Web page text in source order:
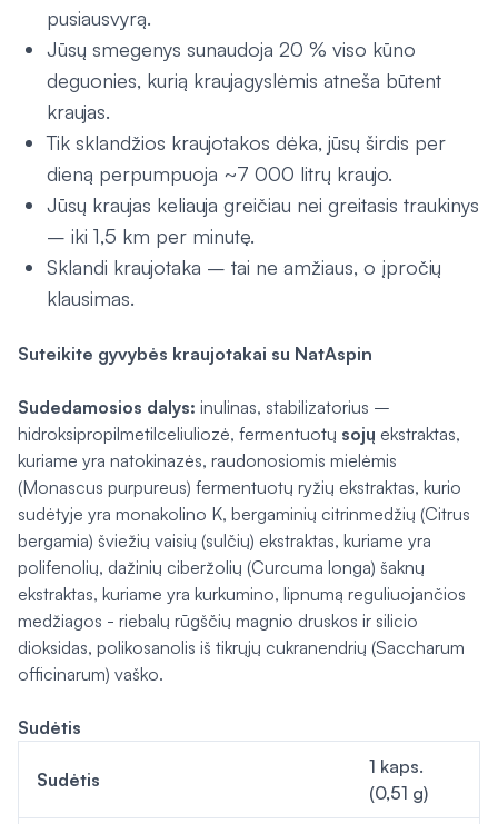
pusiausvyrą.
Jūsų smegenys sunaudoja 20 % viso kūno
deguonies, kurią kraujagyslėmis atneša būtent
kraujas.
Tik sklandžios kraujotakos dėka, jūsų širdis per
dieną perpumpuoja ~7 000 litrų kraujo.
Jūsų kraujas keliauja greičiau nei greitasis traukinys
– iki 1,5 km per minutę.
Sklandi kraujotaka – tai ne amžiaus, o įpročių
klausimas.
Suteikite gyvybės kraujotakai su NatAspin
Sudedamosios dalys: inulinas, stabilizatorius –
hidroksipropilmetilceliuliozė, fermentuotų sojų ekstraktas,
kuriame yra natokinazės, raudonosiomis mielėmis
(Monascus purpureus) fermentuotų ryžių ekstraktas, kurio
sudėtyje yra monakolino K, bergaminių citrinmedžių (Citrus
bergamia) šviežių vaisių (sulčių) ekstraktas, kuriame yra
polifenolių, dažinių ciberžolių (Curcuma longa) šaknų
ekstraktas, kuriame yra kurkumino, lipnumą reguliuojančios
medžiagos - riebalų rūgščių magnio druskos ir silicio
dioksidas, polikosanolis iš tikrųjų cukranendrių (Saccharum
officinarum) vaško.
Sudėtis
Sudėtis
1 kaps.
(0,51 g)